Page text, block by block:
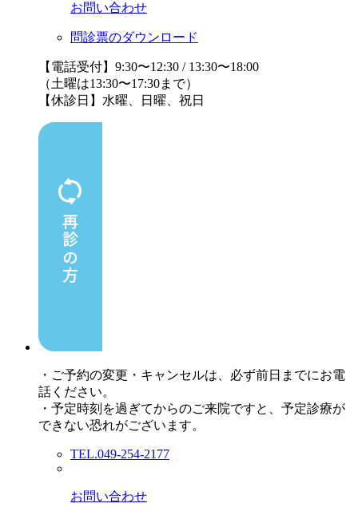
お問い合わせ
問診票のダウンロード
【電話受付】9:30〜12:30 / 13:30〜18:00
（土曜は13:30〜17:30まで）
【休診日】水曜、日曜、祝日
・ご予約の変更・キャンセルは、必ず前日までにお電
話ください。
・予定時刻を過ぎてからのご来院ですと、予定診療が
できない恐れがございます。
TEL.049-254-2177
お問い合わせ